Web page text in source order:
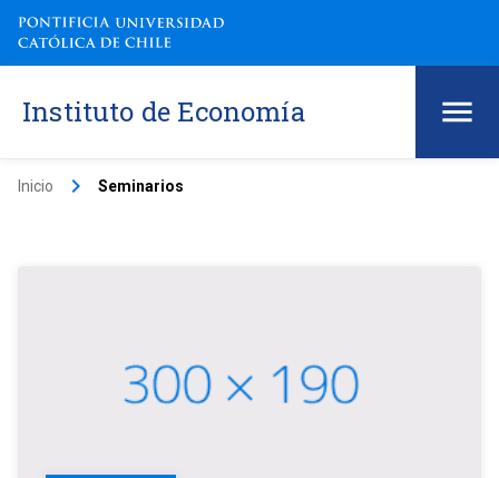
Instituto de Economía
Inicio keyboard_arrow_right Seminarios